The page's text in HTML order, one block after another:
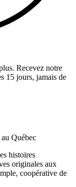
Recevez notre
15 jours, jamais de
histoires
originales aux
coopérative de